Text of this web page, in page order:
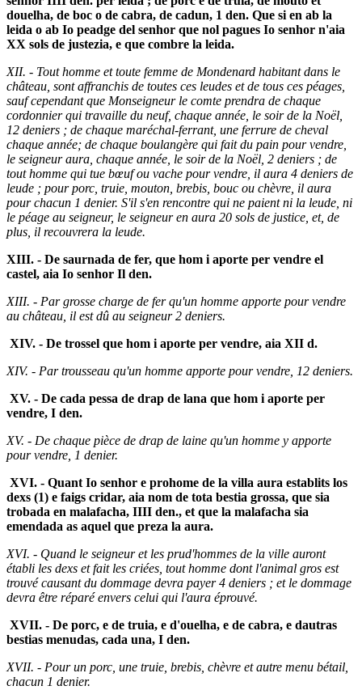
douelha, de boc o de cabra, de cadun, 1 den. Que si en ab la
leida o ab Io peadge del senhor que nol pagues Io senhor n'aia
XX sols de justezia, e que combre la leida.
XII. - Tout homme et toute femme de Mondenard habitant dans le
château, sont affranchis de toutes ces leudes et de tous ces péages,
sauf cependant que Monseigneur le comte prendra de chaque
cordonnier qui travaille du neuf, chaque année, le soir de la Noël,
12 deniers ; de chaque maréchal-ferrant, une ferrure de cheval
chaque année; de chaque boulangère qui fait du pain pour vendre,
le seigneur aura, chaque année, le soir de la Noël, 2 deniers ; de
tout homme qui tue bœuf ou vache pour vendre, il aura 4 deniers de
leude ; pour porc, truie, mouton, brebis, bouc ou chèvre, il aura
pour chacun 1 denier. S'il s'en rencontre qui ne paient ni la leude, ni
le péage au seigneur, le seigneur en aura 20 sols de justice, et, de
plus, il recouvrera la leude.
XIII. - De saurnada de fer, que hom i aporte per vendre el
castel, aia Io senhor Il den.
XIII. - Par grosse charge de fer qu'un homme apporte pour vendre
au château, il est dû au seigneur 2 deniers.
XIV. - De trossel que hom i aporte per vendre, aia XII d.
XIV. - Par trousseau qu'un homme apporte pour vendre, 12 deniers.
XV. - De cada pessa de drap de lana que hom i aporte per
vendre, I den.
XV. - De chaque pièce de drap de laine qu'un homme y apporte
pour vendre, 1 denier.
XVI. - Quant Io senhor e prohome de la villa aura establits los
dexs (1) e faigs cridar, aia nom de tota bestia grossa, que sia
trobada en malafacha, IIII den., et que la malafacha sia
emendada as aquel que preza la aura.
XVI. - Quand le seigneur et les prud'hommes de la ville auront
établi les dexs et fait les criées, tout homme dont l'animal gros est
trouvé causant du dommage devra payer 4 deniers ; et le dommage
devra être réparé envers celui qui l'aura éprouvé.
XVII. - De porc, e de truia, e d'ouelha, e de cabra, e dautras
bestias menudas, cada una, I den.
XVII. - Pour un porc, une truie, brebis, chèvre et autre menu bétail,
chacun 1 denier.